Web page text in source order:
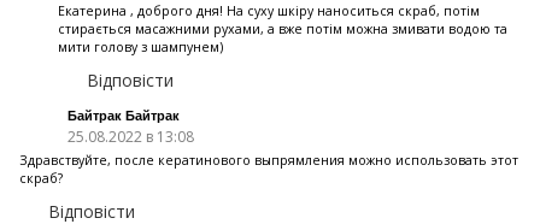
Екатерина , доброго дня! На суху шкіру наноситься скраб, потім
стирається масажними рухами, а вже потім можна змивати водою та
мити голову з шампунем)
Відповісти
Байтрак Байтрак
25.08.2022 в 13:08
Здравствуйте, после кератинового выпрямления можно использовать этот
скраб?
Відповісти